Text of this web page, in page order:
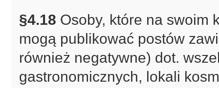
§4.18 Osoby, które na swoim
mogą publikować postów
również negatywne) dot.
gastronomicznych, lokali